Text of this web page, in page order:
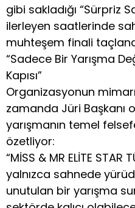
gibi sakladığı “Sürpriz
ilerleyen saatlerinde
muhteşem finali
“Sadece Bir Yarışma
Kapısı”
Organizasyonun
zamanda Jüri Başkanı
yarışmanın temel
özetliyor:
“MİSS & MR ELİTE STAR
yalnızca sahnede
unutulan bir yarışma